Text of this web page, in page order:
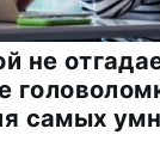
не
самых